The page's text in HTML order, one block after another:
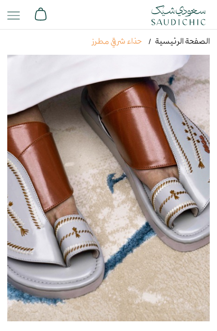
الصفحة الرئيسية حذاء شرقي مطرز